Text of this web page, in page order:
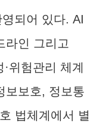
되어 있다. AI
라인 그리고
위험관리 체계
보보호, 정보통
법체계에서 별